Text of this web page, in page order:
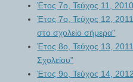
Έτος 7ο, Τεύχος 11,
Έτος 7ο, Τεύχος 12,
στο σχολείο σήμερα"
Έτος 8ο, Τεύχος 13,
Σχολείου"
Έτος 9ο, Τεύχος 14,